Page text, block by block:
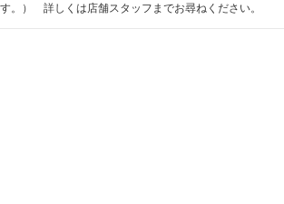
。） 詳しくは店舗スタッフまでお尋ねください。